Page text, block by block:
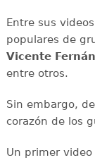
Entre sus
populares de
Vicente
entre otros.
Sin embargo,
corazón de los
Un primer